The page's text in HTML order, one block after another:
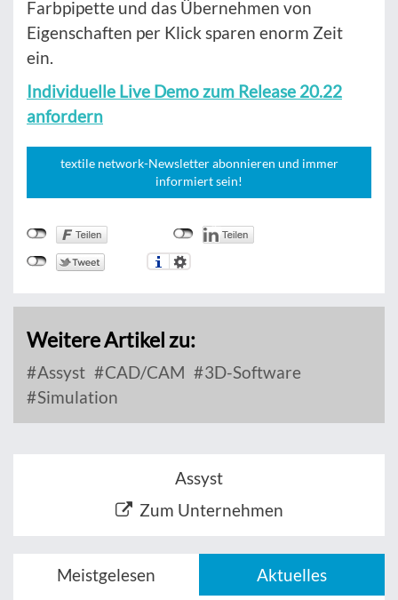
Farbpipette und das Übernehmen von
Eigenschaften per Klick sparen enorm Zeit
ein.
Individuelle Live Demo zum Release 20.22
anfordern
textile network-Newsletter abonnieren und immer
informiert sein!
Weitere Artikel zu:
Assyst CAD/CAM
3D-Software
Simulation
Assyst
Zum Unternehmen
Meistgelesen Aktuelles